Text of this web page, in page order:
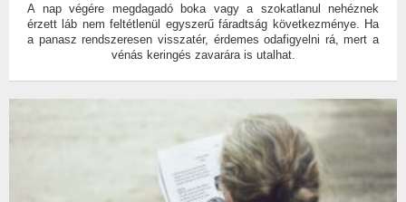
A nap végére megdagadó boka vagy a szokatlanul nehéznek
érzett láb nem feltétlenül egyszerű fáradtság következménye. Ha
a panasz rendszeresen visszatér, érdemes odafigyelni rá, mert a
vénás keringés zavarára is utalhat.